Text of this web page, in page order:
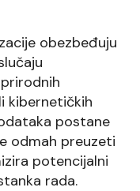
obezbeđuju
kibernetičkih
postane
odmah preuzeti
potencijalni
rada.